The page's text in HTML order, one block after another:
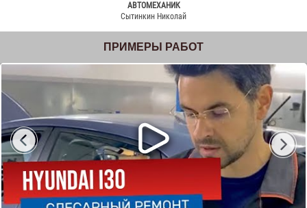
АВТОМЕХАНИК
Сытинкин Николай
ПРИМЕРЫ РАБОТ